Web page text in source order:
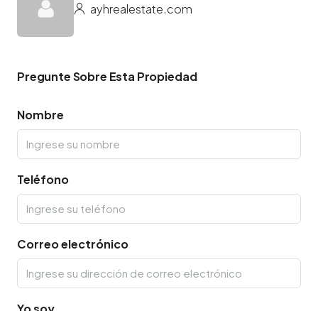
ayhrealestate.com
Pregunte Sobre Esta Propiedad
Nombre
Teléfono
Correo electrónico